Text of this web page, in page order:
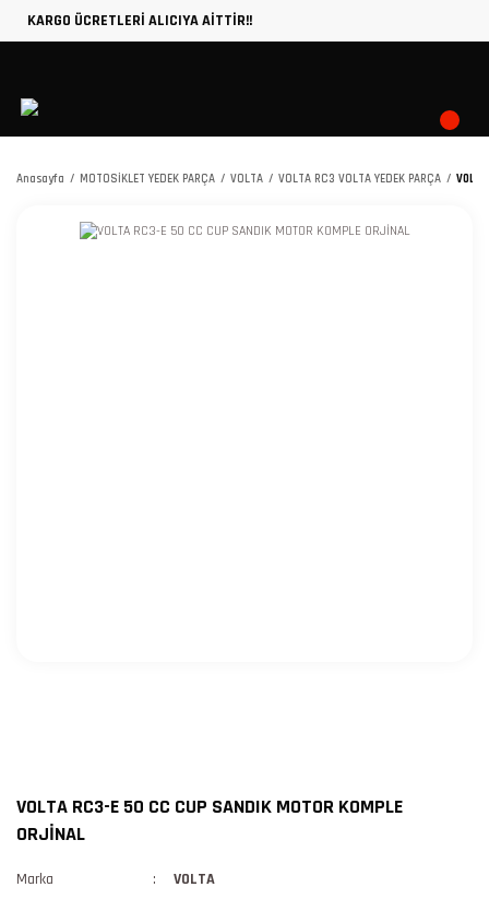
KARGO ÜCRETLERİ ALICIYA AİTTİR!!
Anasayfa MOTOSİKLET YEDEK PARÇA VOLTA VOLTA RC3 VOLTA YEDEK PARÇA
VOLTA RC3-E 50 CC CUP SANDIK MOTOR KOMPLE
ORJİNAL
Marka
VOLTA